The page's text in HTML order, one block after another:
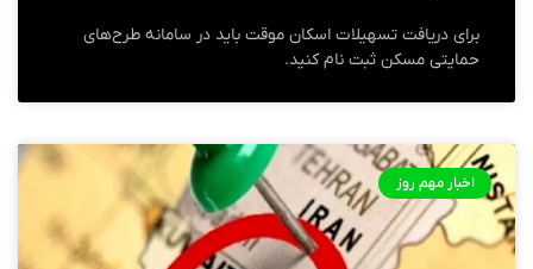
برای دریافت تسهیلات اسکان موقت باید در سامانه طرح‌های
حمایتی مسکن ثبت نام کنید.
اخبار مهم روز